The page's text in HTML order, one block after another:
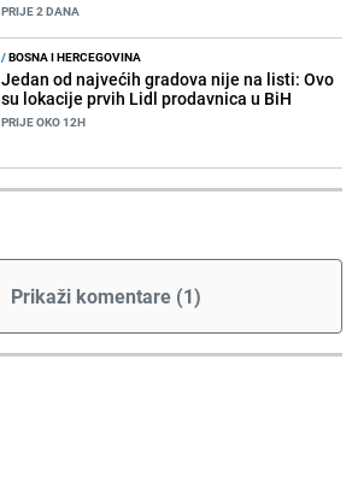
PRIJE 2 DANA
/BOSNA I HERCEGOVINA
Jedan od najvećih gradova nije na listi: Ovo
su lokacije prvih Lidl prodavnica u BiH
PRIJE OKO 12H
Prikaži komentare (1)